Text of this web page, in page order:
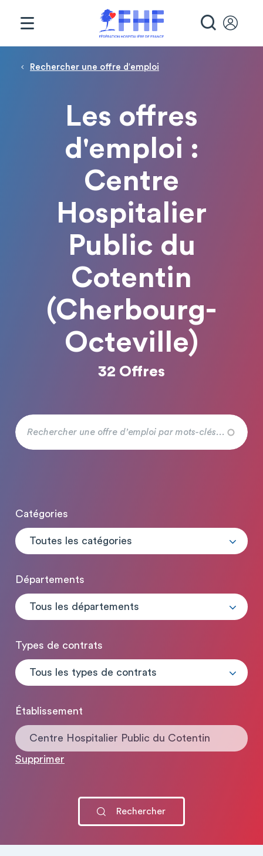
Fil d'Ariane
Rechercher une offre d′emploi
Les offres
d'emploi :
Centre
Hospitalier
Public du
Cotentin
(Cherbourg-
Octeville)
32 Offres
Catégories
Toutes les catégories
Départements
Tous les départements
Types de contrats
Tous les types de contrats
Établissement
Centre Hospitalier Public du Cotentin
Supprimer
Panneau de gestion des cookies